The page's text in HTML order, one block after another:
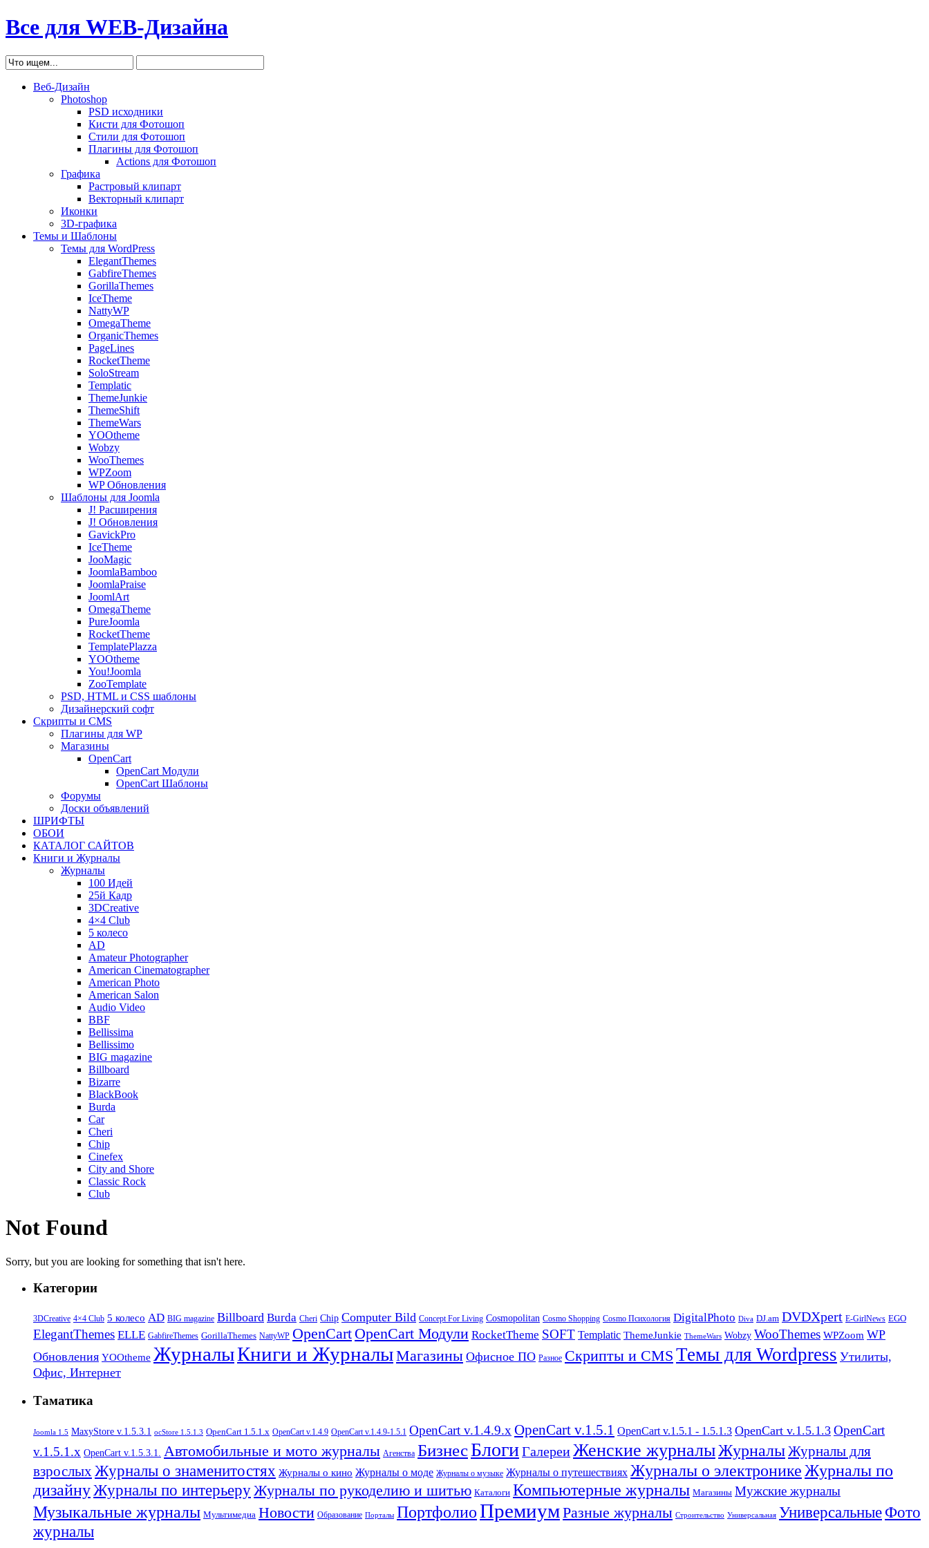
Все для WEB-Дизайна
Веб-Дизайн
Photoshop
PSD исходники
Кисти для Фотошоп
Стили для Фотошоп
Плагины для Фотошоп
Actions для Фотошоп
Графика
Растровый клипарт
Векторный клипарт
Иконки
3D-графика
Темы и Шаблоны
Темы для WordPress
ElegantThemes
GabfireThemes
GorillaThemes
IceTheme
NattyWP
OmegaTheme
OrganicThemes
PageLines
RoсketTheme
SoloStream
Templatic
ThemeJunkie
ThemeShift
ThemeWars
YOOtheme
Wobzy
WooThemes
WPZoom
WP Обновления
Шаблоны для Joomla
J! Расширения
J! Обновления
GavickPro
IceTheme
JooMagic
JoomlaBamboo
JoomlaPraise
JoomlArt
OmegaTheme
PureJoomla
RoсketTheme
TemplatePlazza
YOOtheme
You!Joomla
ZooTemplate
PSD, HTML и CSS шаблоны
Дизайнерский софт
Скрипты и CMS
Плагины для WP
Магазины
OpenCart
OpenCart Модули
OpenCart Шаблоны
Форумы
Доски объявлений
ШРИФТЫ
ОБОИ
КАТАЛОГ САЙТОВ
Книги и Журналы
Журналы
100 Идей
25й Кадр
3DCreative
4×4 Club
5 колесо
AD
Amateur Photographer
American Cinematographer
American Photo
American Salon
Audio Video
BBF
Bellissima
Bellissimo
BIG magazine
Billboard
Bizarre
BlackBook
Burda
Car
Cheri
Chip
Cinefex
City and Shore
Classic Rock
Club
Not Found
Sorry, but you are looking for something that isn't here.
Категории
3DCreative 4×4 Club 5 колесо AD BIG magazine Billboard Burda Cheri Chip Computer Bild Concept For Living Cosmopolitan Cosmo Shopping Cosmo Психология DigitalPhoto Diva DJ.am DVDXpert E-GirlNews EGO
ElegantThemes ELLE GabfireThemes GorillaThemes NattyWP OpenCart OpenCart Модули RocketTheme SOFT Templatic ThemeJunkie ThemeWars Wobzy WooThemes WPZoom WP
Обновления YOOtheme ЖурналыКниги и ЖурналыМагазины Офисное ПО Разное Скрипты и CMS Темы для Wordpress Утилиты,
Офис, Интернет
Таматика
Joomla 1.5 MaxyStore v.1.5.3.1 ocStore 1.5.1.3 OpenCart 1.5.1.x OpenCart v.1.4.9 OpenCart v.1.4.9-1.5.1 OpenCart v.1.4.9.х OpenCart v.1.5.1 OpenCart v.1.5.1 - 1.5.1.3 OpenCart v.1.5.1.3 OpenCart
v.1.5.1.x OpenCart v.1.5.3.1. Автомобильные и мото журналы Агенства БизнесБлогиГалереиЖенские журналыЖурналыЖурналы для
взрослых Журналы о знаменитостях Журналы о кино Журналы о моде Журналы о музыке Журналы о путешествиях Журналы о электроникеЖурналы по
дизайнуЖурналы по интерьеруЖурналы по рукоделию и шитью Каталоги Компьютерные журналы Магазины Мужские журналы
Музыкальные журналы Мультимедиа Новости Образование Порталы ПортфолиоПремиумРазные журналы Строительство Универсальная Универсальные Фото
журналы